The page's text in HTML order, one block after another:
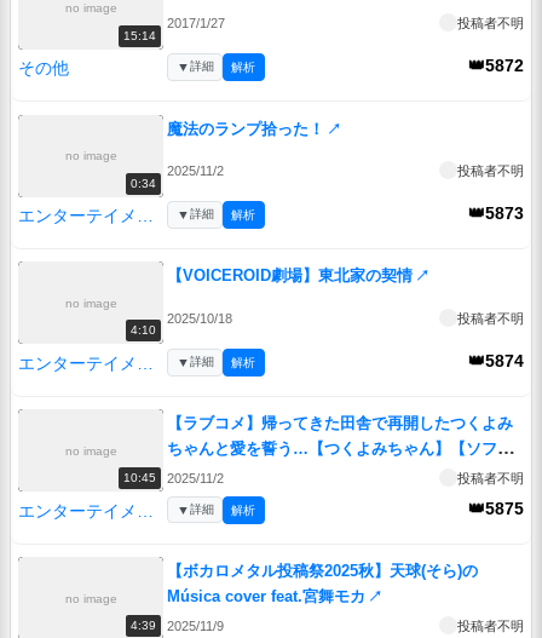
no image
15:14
2017/1/27 投稿者不明
その他 👑5872
▼詳細 解析
no image
0:34
魔法のランプ拾った！ ↗
2025/11/2 投稿者不明
👑5873
▼詳細 解析
no image
4:10
【VOICEROID劇場】東北家の契情 ↗
2025/10/18 投稿者不明
👑5874
▼詳細 解析
no image
10:45
【ラブコメ】帰ってきた田舎で再開したつくよみ
ちゃんと愛を誓う…【つくよみちゃん】【ソフト
ウェアトーク劇場】
2025/11/2 投稿者不明
👑5875
▼詳細 解析
no image
4:39
【ボカロメタル投稿祭2025秋】天球(そら)の
Música cover feat.宮舞モカ ↗
2025/11/9 投稿者不明